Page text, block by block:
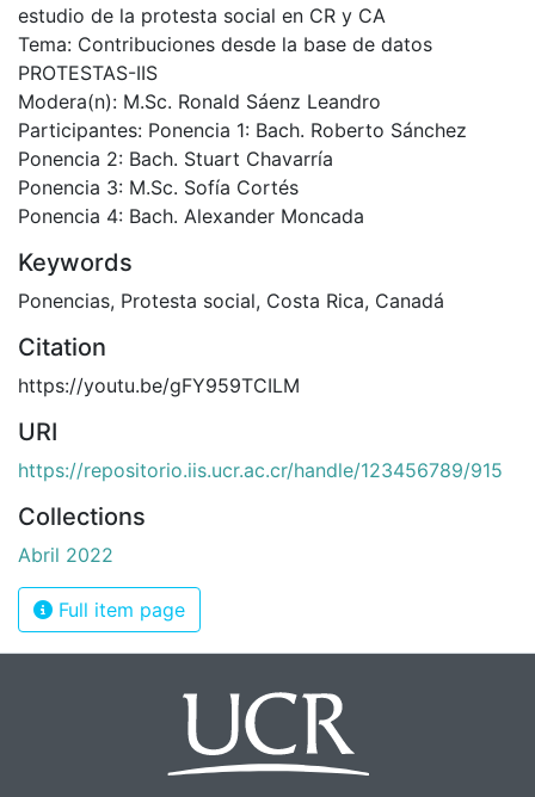
estudio de la protesta social en CR y CA
Tema: Contribuciones desde la base de datos
PROTESTAS-IIS
Modera(n): M.Sc. Ronald Sáenz Leandro
Participantes: Ponencia 1: Bach. Roberto Sánchez
Ponencia 2: Bach. Stuart Chavarría
Ponencia 3: M.Sc. Sofía Cortés
Ponencia 4: Bach. Alexander Moncada
Keywords
Ponencias, Protesta social, Costa Rica, Canadá
Citation
https://youtu.be/gFY959TCILM
URI
https://repositorio.iis.ucr.ac.cr/handle/123456789/915
Collections
Abril 2022
Full item page